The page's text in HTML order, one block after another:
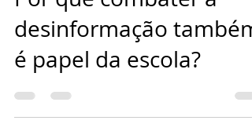
Por que combater a
desinformação também
é papel da escola?